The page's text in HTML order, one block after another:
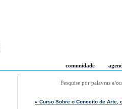
comunidade
Pesquise por palavras e/
« Curso Sobre o Conceito de Arte,